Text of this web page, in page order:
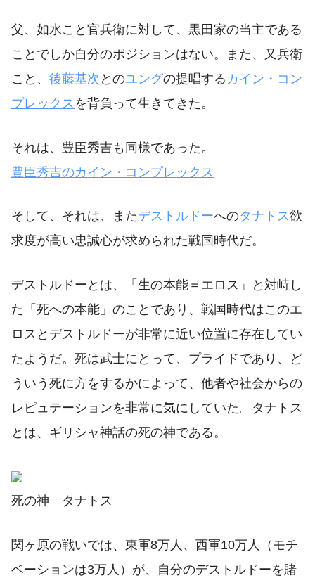
父、如水こと官兵衛に対して、黒田家の当主である
ことでしか自分のポジションはない。また、又兵衛
こと、 後藤基次 とのユングの提唱するカイン・コン
プレックス を背負って生きてきた。
それは、豊臣秀吉も同様であった。
豊臣秀吉のカイン・コンプレックス
そして、それは、またデストルドーへのタナトス欲
求度が高い忠誠心が求められた戦国時代だ。
デストルドーとは、「生の本能＝エロス」と対峙し
た「死への本能」のことであり、戦国時代はこのエ
ロスとデストルドーが非常に近い位置に存在してい
たようだ。死は武士にとって、プライドであり、ど
ういう死に方をするかによって、他者や社会からの
レピュテーションを非常に気にしていた。タナトス
とは、ギリシャ神話の死の神である。
死の神 タナトス
関ヶ原の戦いでは、東軍8万人、西軍10万人（モチ
ベーションは3万人）が、自分のデストルドーを賭